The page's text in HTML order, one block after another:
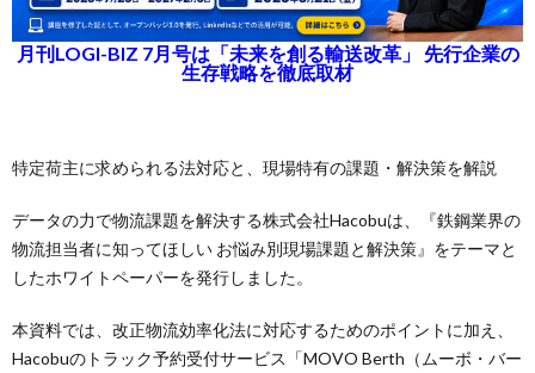
月刊LOGI-BIZ 7月号は「未来を創る輸送改革」 先行企業の
生存戦略を徹底取材
特定荷主に求められる法対応と、現場特有の課題・解決策を解説
データの力で物流課題を解決する株式会社Hacobuは、『鉄鋼業界の
物流担当者に知ってほしい お悩み別現場課題と解決策』をテーマと
したホワイトペーパーを発行しました。
本資料では、改正物流効率化法に対応するためのポイントに加え、
Hacobuのトラック予約受付サービス「MOVO Berth（ムーボ・バー